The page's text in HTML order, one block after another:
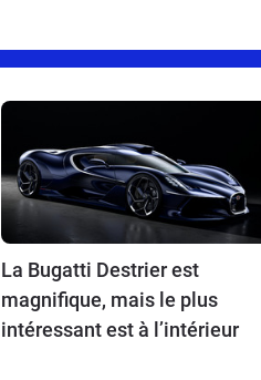
La Bugatti Destrier est
magnifique, mais le plus
intéressant est à l’intérieur